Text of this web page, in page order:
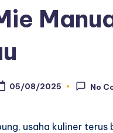
05/08/2025 No
usaha kuliner